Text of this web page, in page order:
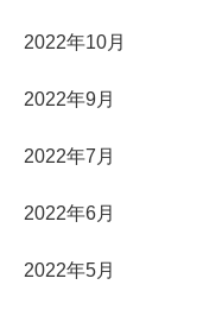
2022年10月
2022年9月
2022年7月
2022年6月
2022年5月